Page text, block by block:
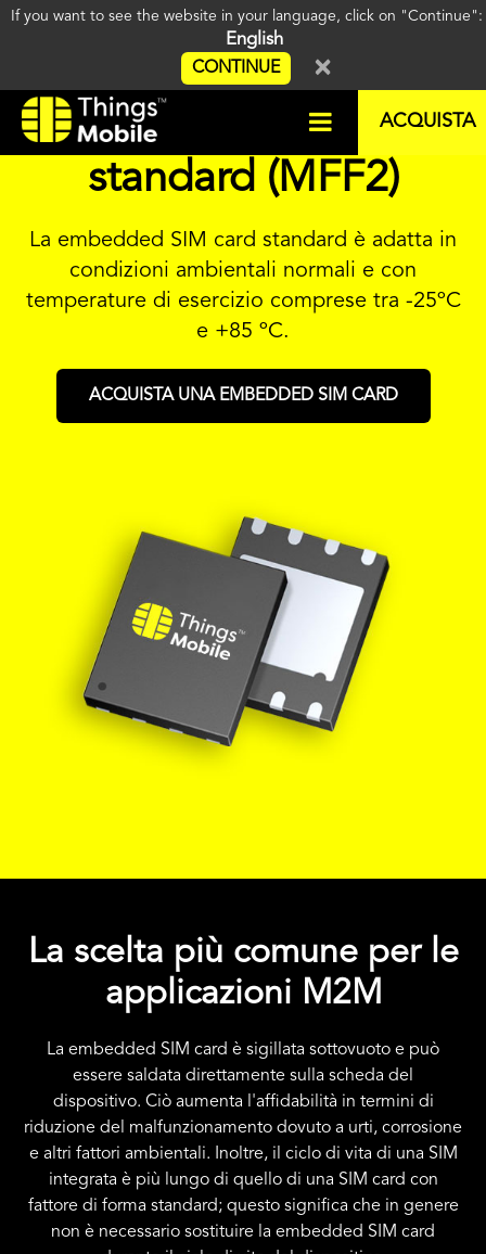
If you want to see the website in your language, click on "Continue":
English
CONTINUE ×
ACQUISTA
Embedded SIM card
standard (MFF2)
La embedded SIM card standard è adatta in
condizioni ambientali normali e con
temperature di esercizio comprese tra -25ºC
e +85 ºC.
ACQUISTA UNA EMBEDDED SIM CARD
La scelta più comune per le
applicazioni M2M
La embedded SIM card è sigillata sottovuoto e può
essere saldata direttamente sulla scheda del
dispositivo. Ciò aumenta l'affidabilità in termini di
riduzione del malfunzionamento dovuto a urti, corrosione
e altri fattori ambientali. Inoltre, il ciclo di vita di una SIM
integrata è più lungo di quello di una SIM card con
fattore di forma standard; questo significa che in genere
non è necessario sostituire la embedded SIM card